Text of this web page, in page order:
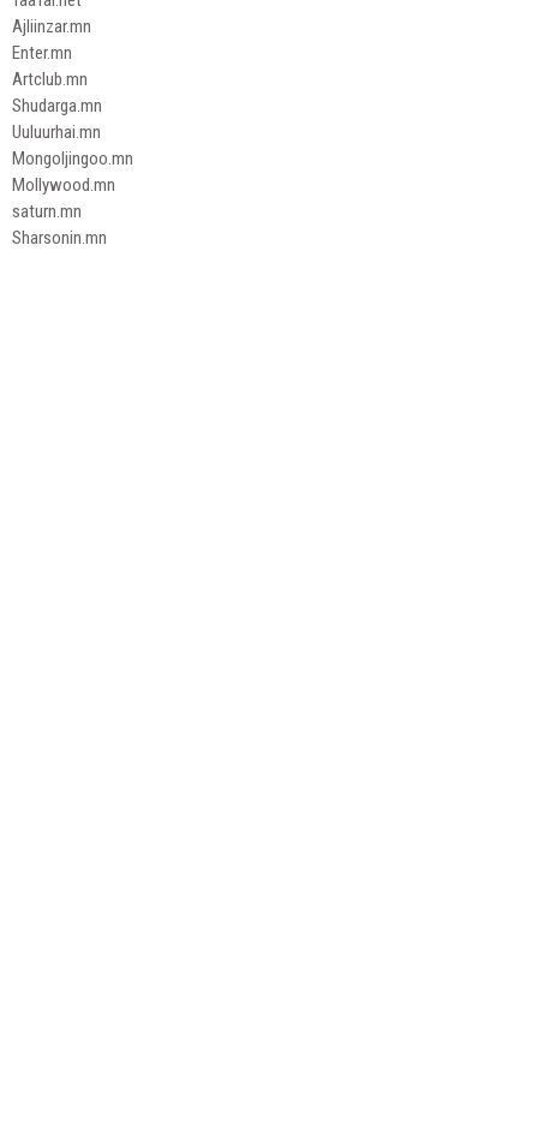
Ajliinzar.mn
Enter.mn
Artclub.mn
Shudarga.mn
Uuluurhai.mn
Mongoljingoo.mn
Mollywood.mn
saturn.mn
Sharsonin.mn